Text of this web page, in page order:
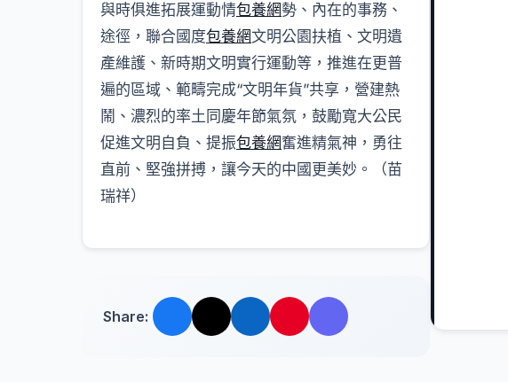
與時俱進拓展運動情包養網勢、內在的事務、
途徑，聯合國度包養網文明公園扶植、文明遺
產維護、新時期文明實行運動等，推進在更普
遍的區域、範疇完成“文明年貨”共享，營建熱
鬧、濃烈的率土同慶年節氣氛，鼓勵寬大公民
促進文明自負、提振包養網奮進精氣神，勇往
直前、堅強拼搏，讓今天的中國更美妙。（苗
瑞祥）
Share: